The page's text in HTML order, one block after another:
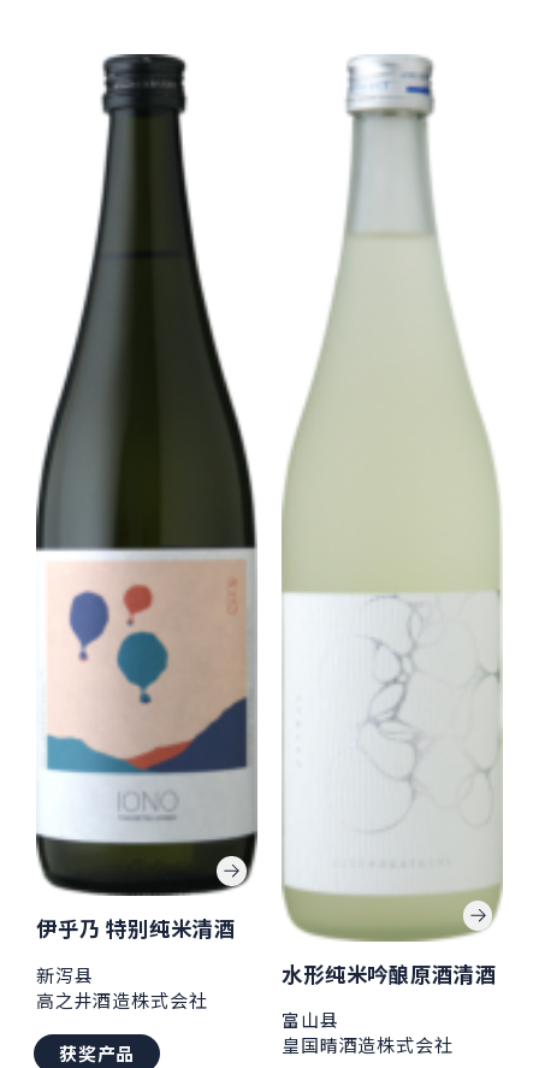
伊乎乃 特别纯米清酒
新泻县
高之井酒造株式会社
获奖产品
水形纯米吟酿原酒清酒
富山县
皇国晴酒造株式会社